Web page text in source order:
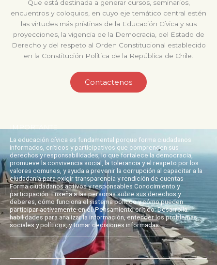
Que está destinada a generar cursos, seminarios,
encuentros y coloquios, en cuyo eje temático central estén
las virtudes más prístinas de la Educación Cívica y sus
proyecciones, la vigencia de la Democracia, del Estado de
Derecho y del respeto al Orden Constitucional establecido
en la Constitución Política de la República de Chile.
Contactenos
La educación cívica es fundamental porque forma ciudadanos
informados, críticos y participativos que comprenden sus
derechos y responsabilidades, lo que fortalece la democracia,
promueve la convivencia social, la tolerancia y el respeto por los
valores comunes, y ayuda a prevenir la corrupción al capacitar a la
ciudadanía para exigir transparencia y rendición de cuentas
Forma ciudadanos activos y responsables Conocimiento y
participación: Enseña a las personas sobre sus derechos y
deberes, cómo funciona el sistema político y cómo pueden
participar activamente en él. Pensamiento crítico: Desarrolla
habilidades para analizar la información, entender los problemas
sociales y políticos, y tomar decisiones informadas.